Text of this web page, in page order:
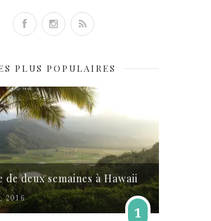
PLUS POPULAIRES
deux semaines à Hawaii
2016
1